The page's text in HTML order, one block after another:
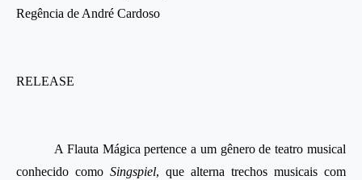
Regência de André Cardoso
RELEASE
A Flauta Mágica pertence a um gênero de teatro musical
conhecido como Singspiel, que alterna trechos musicais com